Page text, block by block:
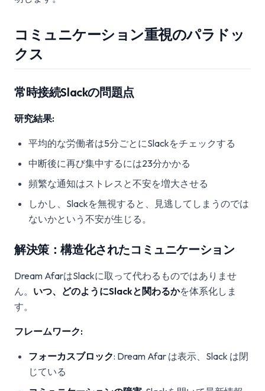
コミュニケーション重視のパラドッ
クス
常時接続Slackの問題点
研究結果:
平均的な労働者は5分ごとにSlackをチェックする
中断後に再び集中するには23分かかる
頻繁な通知はストレスと不安を増大させる
しかし、Slackを無視すると、見逃してしまうのでは
ないかという不安が生じる。
解決策：構造化されたコミュニケーション
Dream AfarはSlackに取って代わるものではありませ
ん。 いつ、どのようにSlackと関わるかを体系化しま
す。
フレームワーク:
フォーカスブロック: Dream Afar は表示、Slack は閉
じている